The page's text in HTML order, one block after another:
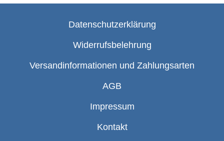
Datenschutzerklärung
Widerrufsbelehrung
Versandinformationen und Zahlungsarten
AGB
Impressum
Kontakt